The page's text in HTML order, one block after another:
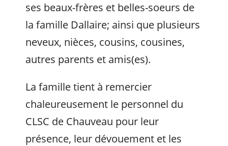
ses beaux-frères et belles-soeurs de
la famille Dallaire; ainsi que plusieurs
neveux, nièces, cousins, cousines,
autres parents et amis(es).
La famille tient à remercier
chaleureusement le personnel du
CLSC de Chauveau pour leur
présence, leur dévouement et les